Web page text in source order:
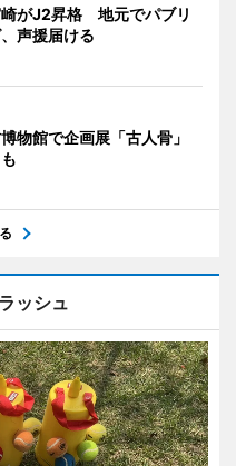
崎がJ2昇格 地元でパブリ
声援届ける
物館で企画展「古人骨」
ッシュ